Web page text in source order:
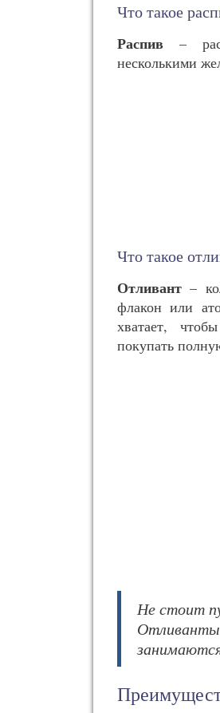
Что такое
Распив –
несколькими
Что такое
Отливант –
флакон или
хватает,
покупать
Не стоит
Отливанты